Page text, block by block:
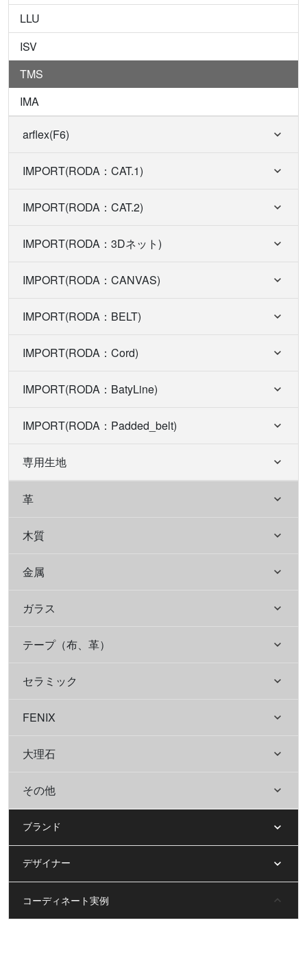
LLU
ISV
TMS
IMA
arflex(F6)
IMPORT(RODA：CAT.1)
IMPORT(RODA：CAT.2)
IMPORT(RODA：3Dネット)
IMPORT(RODA：CANVAS)
IMPORT(RODA：BELT)
IMPORT(RODA：Cord)
IMPORT(RODA：BatyLine)
IMPORT(RODA：Padded_belt)
専用生地
革
木質
金属
ガラス
テープ（布、革）
セラミック
FENIX
大理石
その他
ブランド
デザイナー
コーディネート実例